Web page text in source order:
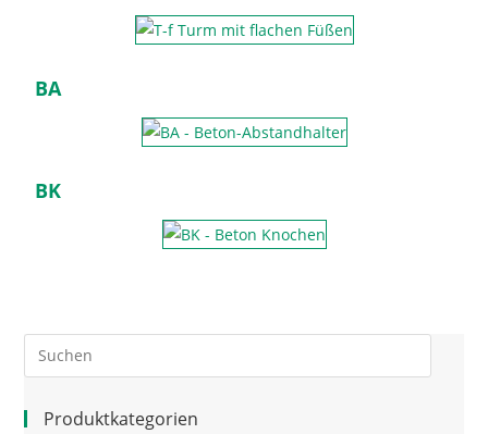
BA
BK
Produktkategorien